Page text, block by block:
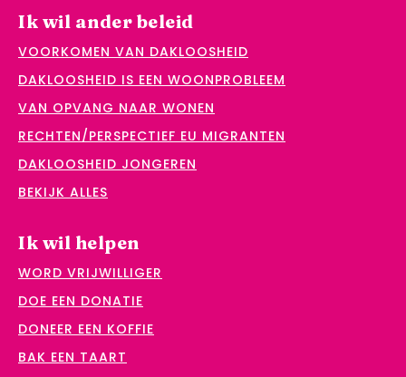
Ik wil ander beleid
VOORKOMEN VAN DAKLOOSHEID
DAKLOOSHEID IS EEN WOONPROBLEEM
VAN OPVANG NAAR WONEN
RECHTEN/PERSPECTIEF EU MIGRANTEN
DAKLOOSHEID JONGEREN
BEKIJK ALLES
Ik wil helpen
WORD VRIJWILLIGER
DOE EEN DONATIE
DONEER EEN KOFFIE
BAK EEN TAART